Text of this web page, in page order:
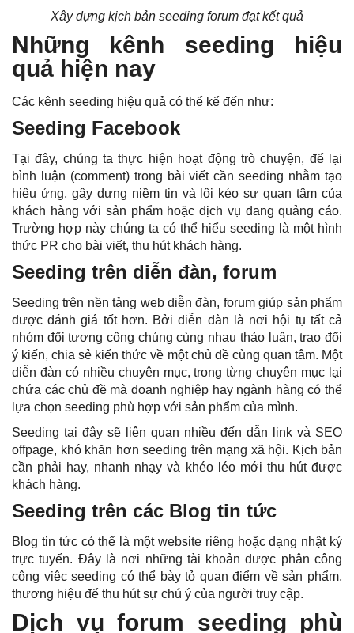
Xây dựng kịch bản seeding forum đạt kết quả
Những kênh seeding hiệu
quả hiện nay
Các kênh seeding hiệu quả có thể kể đến như:
Seeding Facebook
Tại đây, chúng ta thực hiện hoạt động trò chuyện, để lại
bình luận (comment) trong bài viết cần seeding nhằm tạo
hiệu ứng, gây dựng niềm tin và lôi kéo sự quan tâm của
khách hàng với sản phẩm hoặc dịch vụ đang quảng cáo.
Trường hợp này chúng ta có thể hiểu seeding là một hình
thức PR cho bài viết, thu hút khách hàng.
Seeding trên diễn đàn, forum
Seeding trên nền tảng web diễn đàn, forum giúp sản phẩm
được đánh giá tốt hơn. Bởi diễn đàn là nơi hội tụ tất cả
nhóm đối tượng công chúng cùng nhau thảo luận, trao đổi
ý kiến, chia sẻ kiến thức về một chủ đề cùng quan tâm. Một
diễn đàn có nhiều chuyên mục, trong từng chuyên mục lại
chứa các chủ đề mà doanh nghiệp hay ngành hàng có thể
lựa chọn seeding phù hợp với sản phẩm của mình.
Seeding tại đây sẽ liên quan nhiều đến dẫn link và SEO
offpage, khó khăn hơn seeding trên mạng xã hội. Kịch bản
cần phải hay, nhanh nhạy và khéo léo mới thu hút được
khách hàng.
Seeding trên các Blog tin tức
Blog tin tức có thể là một website riêng hoặc dạng nhật ký
trực tuyến. Đây là nơi những tài khoản được phân công
công việc seeding có thể bày tỏ quan điểm về sản phẩm,
thương hiệu để thu hút sự chú ý của người truy cập.
Dịch vụ forum seeding phù